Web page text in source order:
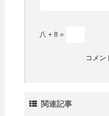
八 + 8 =
関連記事